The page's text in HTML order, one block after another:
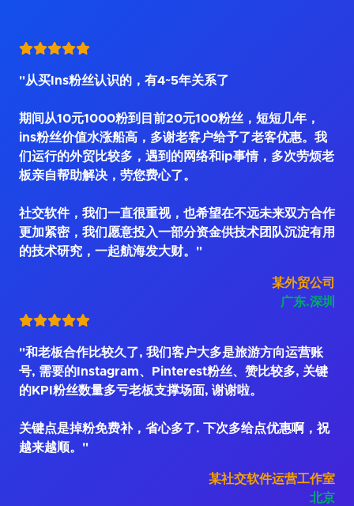
"从买Ins粉丝认识的，有4~5年关系了
期间从10元1000粉到目前20元100粉丝，短短几年，
ins粉丝价值水涨船高，多谢老客户给予了老客优惠。我
们运行的外贸比较多，遇到的网络和ip事情，多次劳烦老
板亲自帮助解决，劳您费心了。
社交软件，我们一直很重视，也希望在不远未来双方合作
更加紧密，我们愿意投入一部分资金供技术团队沉淀有用
的技术研究，一起航海发大财。"
某外贸公司
广东.深圳
"和老板合作比较久了, 我们客户大多是旅游方向运营账
号, 需要的Instagram、Pinterest粉丝、赞比较多, 关键
的KPI粉丝数量多亏老板支撑场面, 谢谢啦。
关键点是掉粉免费补，省心多了. 下次多给点优惠啊，祝
越来越顺。"
某社交软件运营工作室
北京